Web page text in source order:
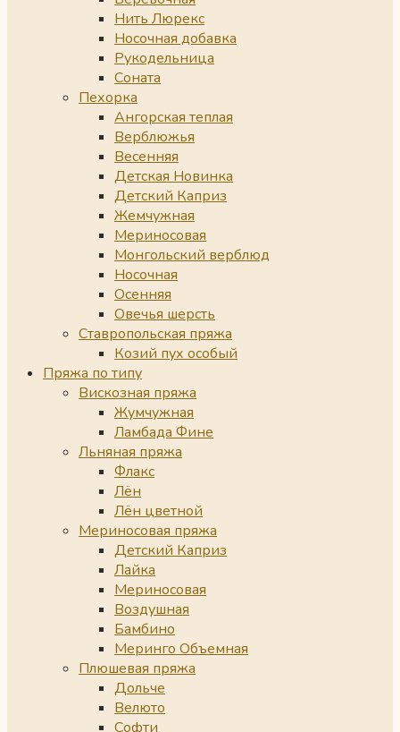
Нить Люрекс
Носочная добавка
Рукодельница
Соната
Пехорка
Ангорская теплая
Верблюжья
Весенняя
Детская Новинка
Детский Каприз
Жемчужная
Мериносовая
Монгольский верблюд
Носочная
Осенняя
Овечья шерсть
Ставропольская пряжа
Козий пух особый
Пряжа по типу
Вискозная пряжа
Жумчужная
Ламбада Фине
Льняная пряжа
Флакс
Лён
Лён цветной
Мериносовая пряжа
Детский Каприз
Лайка
Мериносовая
Воздушная
Бамбино
Меринго Объемная
Плюшевая пряжа
Дольче
Велюто
Софти